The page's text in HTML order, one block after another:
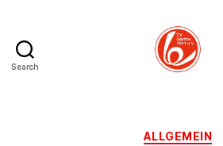
Search
ALLGEMEIN